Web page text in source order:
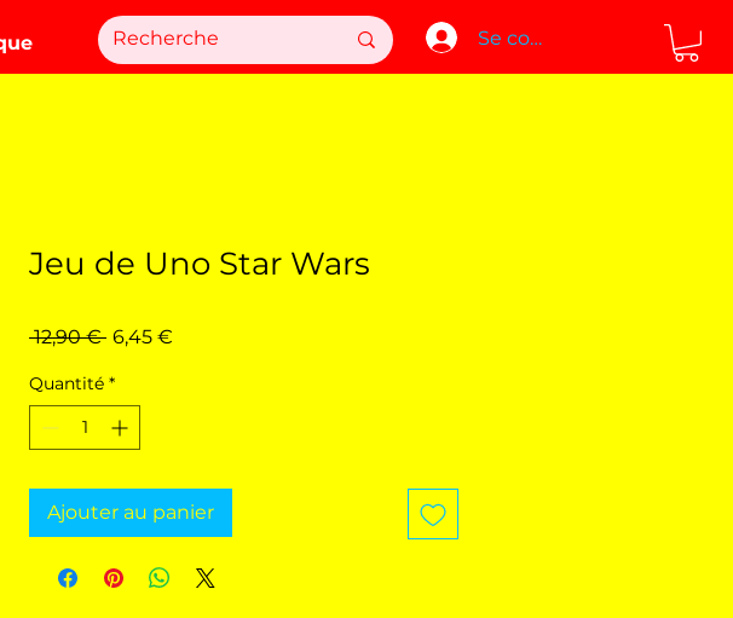
Se connecter
Jeu de Uno Star Wars
12,90 € Prix
6,45 €
Quantité *
Ajouter au panier